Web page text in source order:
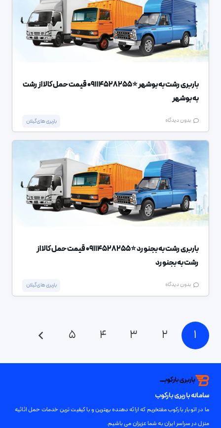
باربری رشت به بوشهر ⭐️09114528255 قیمت حمل کالا از رشت
به بوشهر
بدون دیدگاه باربری های گیلان
باربری رشت به بجنورد ⭐️09114528255 قیمت حمل کالا از
رشت به بجنورد
بدون دیدگاه باربری های گیلان
1
2
3
4
5
سامانه باربری بارکوب
ما در اتوبار بارکوب مفتخریم که ارائه دهنده بهترین و با کیفیت ترین خدمات حمل اثاثیه
منزل در سراسر ایران به شما عزیزان می باشیم.